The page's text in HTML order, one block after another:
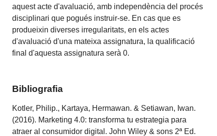
aquest acte d'avaluació, amb independència del procés
disciplinari que pogués instruir-se. En cas que es
produeixin diverses irregularitats, en els actes
d'avaluació d'una mateixa assignatura, la qualificació
final d'aquesta assignatura serà 0.
Bibliografia
Kotler, Philip., Kartaya, Hermawan. & Setiawan, Iwan.
(2016). Marketing 4.0: transforma tu estrategia para
atraer al consumidor digital. John Wiley & sons 2ª Ed.